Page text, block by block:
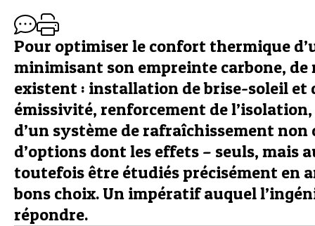
Pour optimiser le confort thermique
minimisant son empreinte carbone, de
existent : installation de brise-soleil et
émissivité, renforcement de
d’un système de rafraîchissement
d’options dont les effets – seuls, mais
toutefois être étudiés précisément en
bons choix. Un impératif auquel
répondre.